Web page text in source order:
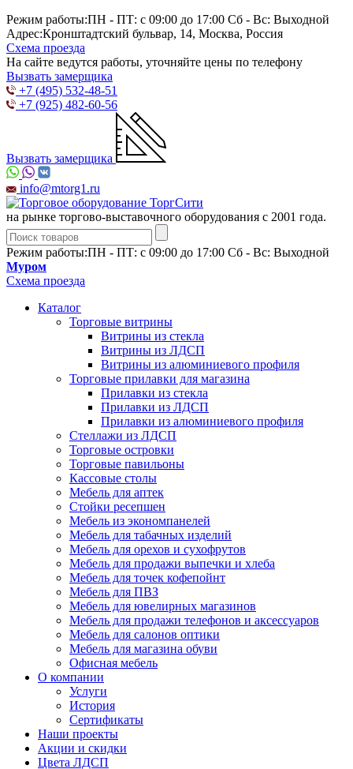
Режим работы:ПН - ПТ: с 09:00 до 17:00 Сб - Вс: Выходной
Адрес:Кронштадтский бульвар, 14, Москва, Россия
Схема проезда
На сайте ведутся работы, уточняйте цены по телефону
Вызвать замерщика
+7 (495) 532-48-51
+7 (925) 482-60-56
Вызвать замерщика
info@mtorg1.ru
на рынке торгово-выставочного оборудования с 2001 года.
Режим работы:ПН - ПТ: с 09:00 до 17:00 Сб - Вс: Выходной
Муром
Схема проезда
Каталог
Торговые витрины
Витрины из cтекла
Витрины из ЛДСП
Витрины из алюминиевого профиля
Торговые прилавки для магазина
Прилавки из стекла
Прилавки из ЛДСП
Прилавки из алюминиевого профиля
Стеллажи из ЛДСП
Торговые островки
Торговые павильоны
Кассовые столы
Мебель для аптек
Стойки ресепшен
Мебель из экономпанелей
Мебель для табачных изделий
Мебель для орехов и сухофрутов
Мебель для продажи выпечки и хлеба
Мебель для точек кофепойнт
Мебель для ПВЗ
Мебель для ювелирных магазинов
Мебель для продажи телефонов и аксессуаров
Мебель для салонов оптики
Мебель для магазина обуви
Офисная мебель
О компании
Услуги
История
Сертификаты
Наши проекты
Акции и скидки
Цвета ЛДСП